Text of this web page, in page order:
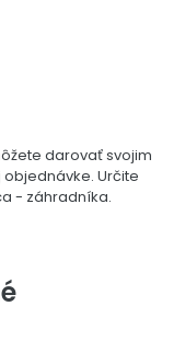
darovať svojim
Určite
- záhradníka.